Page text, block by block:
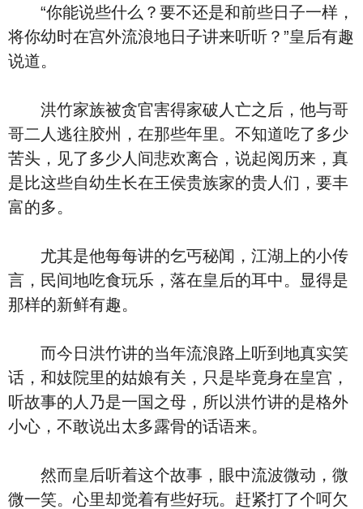
“你能说些什么？要不还是和前些日子一样，
将你幼时在宫外流浪地日子讲来听听？”皇后有趣
说道。
洪竹家族被贪官害得家破人亡之后，他与哥
哥二人逃往胶州，在那些年里。不知道吃了多少
苦头，见了多少人间悲欢离合，说起阅历来，真
是比这些自幼生长在王侯贵族家的贵人们，要丰
富的多。
尤其是他每每讲的乞丐秘闻，江湖上的小传
言，民间地吃食玩乐，落在皇后的耳中。显得是
那样的新鲜有趣。
而今日洪竹讲的当年流浪路上听到地真实笑
话，和妓院里的姑娘有关，只是毕竟身在皇宫，
听故事的人乃是一国之母，所以洪竹讲的是格外
小心，不敢说出太多露骨的话语来。
然而皇后听着这个故事，眼中流波微动，微
微一笑。心里却觉着有些好玩。赶紧打了个呵欠